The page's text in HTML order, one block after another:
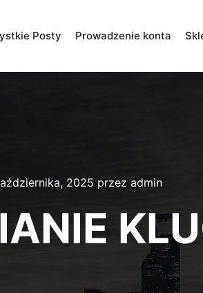
Posty Prowadzenie konta
2025 przez admin